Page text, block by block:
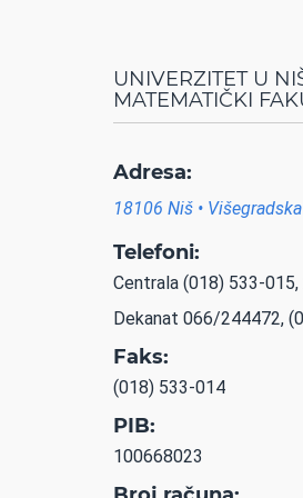
UNIVERZITET U
MATEMATIČKI
Adresa:
18106 Niš •
Telefoni:
Centrala (018) 533-
Dekanat 066/244472,
Faks:
(018) 533-014
PIB:
100668023